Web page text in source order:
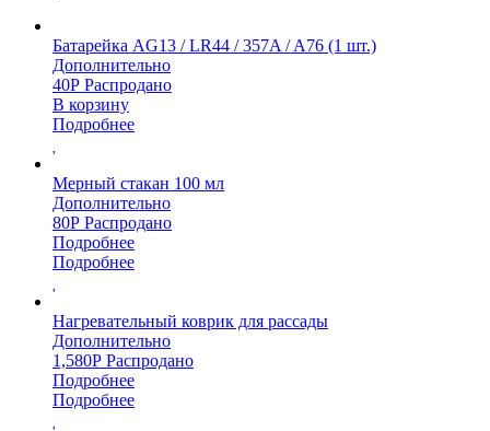
Батарейка AG13 / LR44 / 357A / A76 (1 шт.)
Дополнительно
40Р Распродано
В корзину
Подробнее
Мерный стакан 100 мл
Дополнительно
80Р Распродано
Подробнее
Подробнее
Нагревательный коврик для рассады
Дополнительно
1,580Р Распродано
Подробнее
Подробнее